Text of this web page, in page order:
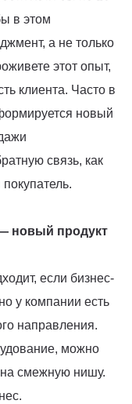
в этом
а не только
этот опыт,
клиента. Часто в
новый
связь, как
новый продукт
если бизнес-
у компании есть
направления.
можно
на смежную нишу.